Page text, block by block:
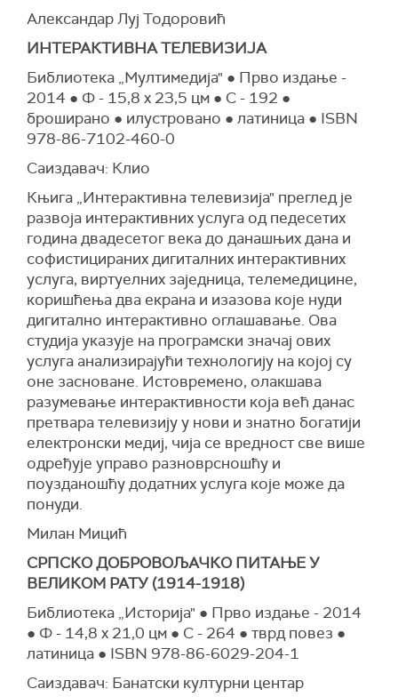
Александар Луј Тодоровић
ИНТЕРАКТИВНА ТЕЛЕВИЗИЈА
Библиотека „Мултимедија" ● Прво издање -
2014 ● Ф - 15,8 x 23,5 цм ● С - 192 ●
броширано ● илустровано ● латиница ● ISBN
978-86-7102-460-0
Саиздавач: Клио
Књига „Интерактивна телевизија" преглед је
развоја интерактивних услуга од педесетих
година двадесетог века до данашњих дана и
софистицираних дигиталних интерактивних
услуга, виртуелних заједница, телемедицине,
коришћења два екрана и изазова које нуди
дигитално интерактивно оглашавање. Ова
студија указује на програмски значај ових
услуга анализирајући технологију на којој су
оне засноване. Истовремено, олакшава
разумевање интерактивности која већ данас
претвара телевизију у нови и знатно богатији
електронски медиј, чија се вредност све више
одређује управо разноврсношћу и
поузданошћу додатних услуга које може да
понуди.
Милан Мицић
СРПСКО ДОБРОВОЉАЧКО ПИТАЊЕ У
ВЕЛИКОМ РАТУ (1914-1918)
Библиотека „Историја" ● Прво издање - 2014
● Ф - 14,8 x 21,0 цм ● С - 264 ● тврд повез ●
латиница ● ISBN 978-86-6029-204-1
Саиздавач: Банатски културни центар